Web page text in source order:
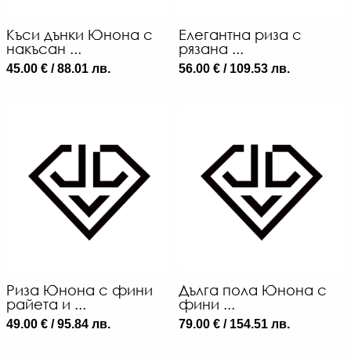
Къси дънки Юнона с
накъсан ...
45.00 € / 88.01 лв.
Елегантна риза с
рязана ...
56.00 € / 109.53 лв.
Риза Юнона с фини
райета и ...
49.00 € / 95.84 лв.
Дълга пола Юнона с
фини ...
79.00 € / 154.51 лв.